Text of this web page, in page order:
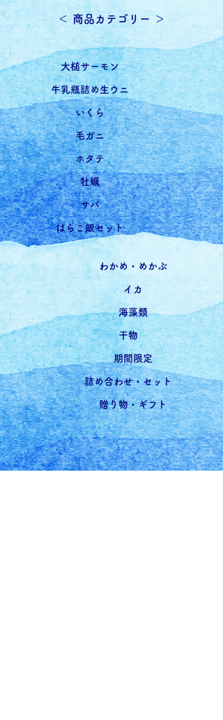
​＜ 商品カテゴリー ＞
​大槌サーモン
牛乳瓶詰め生ウニ
いくら
毛ガニ
ホタテ
牡蠣
サバ
はらこ飯セット
わかめ・めかぶ
イカ
海藻類
干物
期間限定
詰め合わせ・セット
贈り物・ギフト